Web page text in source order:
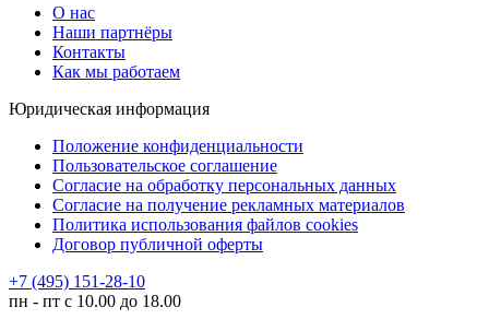
О нас
Наши партнёры
Контакты
Как мы работаем
Юридическая информация
Положение конфиденциальности
Пользовательское соглашение
Согласие на обработку персональных данных
Согласие на получение рекламных материалов
Политика использования файлов cookies
Договор публичной оферты
+7 (495) 151-28-10
пн - пт с 10.00 до 18.00